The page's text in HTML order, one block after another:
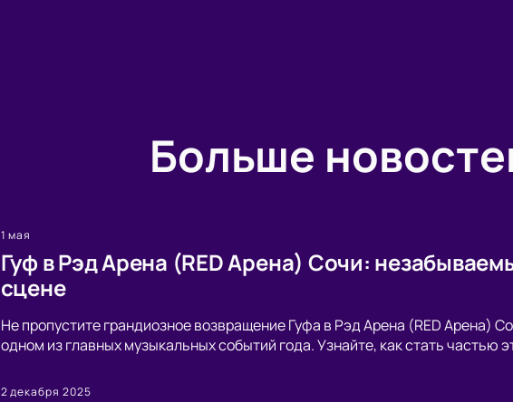
Больше
1 мая
Гуф в Рэд Арена (RED Арена) Сочи:
сцене
Не пропустите грандиозное возвращение Гуфа в Рэд Арена (RED Арена)
одном из главных музыкальных событий года. Узнайте, как стать частью
2 декабря 2025